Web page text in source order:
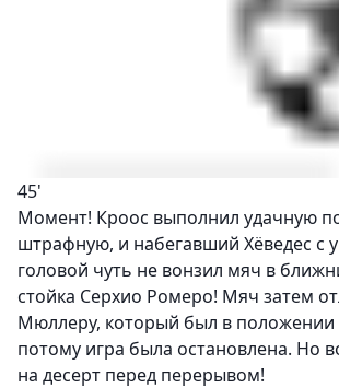
45'
Момент! Кроос выполнил удачную
штрафную, и набегавший Хёведес с
головой чуть не вонзил мяч в
стойка Серхио Ромеро! Мяч затем
Мюллеру, который был в положении
потому игра была остановлена. Но
на десерт перед перерывом!